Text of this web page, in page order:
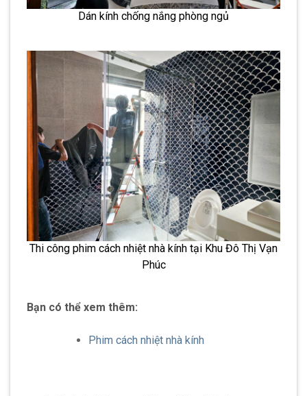
Dán kính chống nắng phòng ngủ
Thi công phim cách nhiệt nhà kính tại Khu Đô Thị Vạn
Phúc
Bạn có thể xem thêm:
Phim cách nhiệt nhà kính